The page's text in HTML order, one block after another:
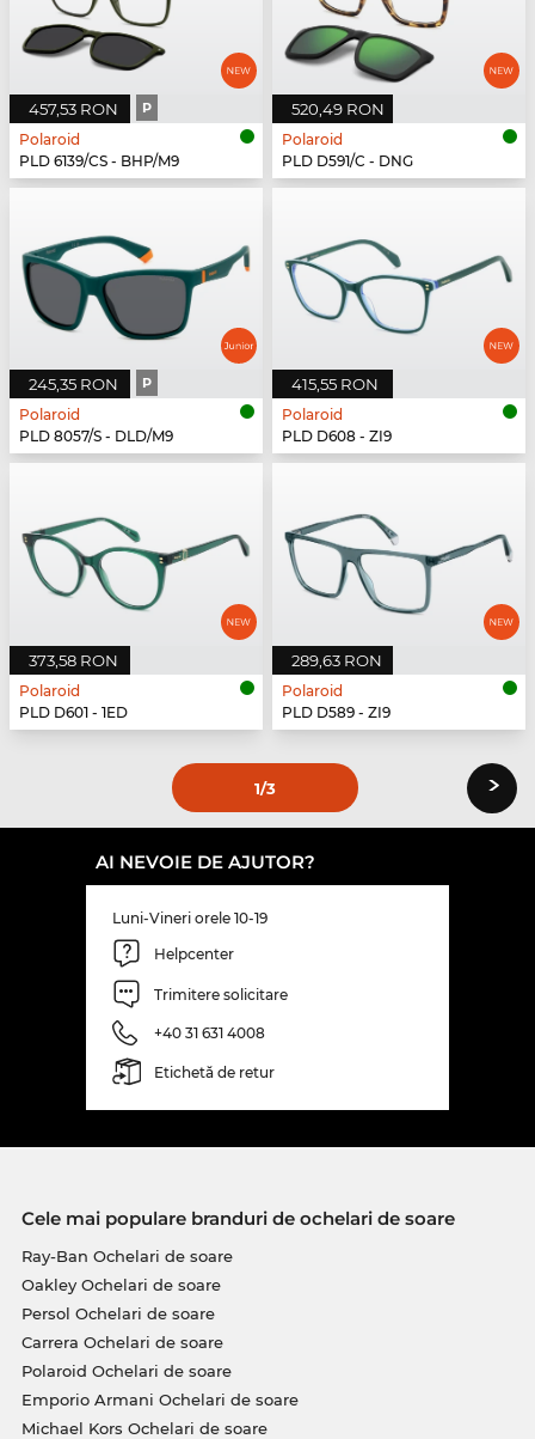
457,53 RON P
Polaroid
PLD 6139/CS - BHP/M9
520,49 RON
Polaroid
PLD D591/C - DNG
245,35 RON P
Polaroid
PLD 8057/S - DLD/M9
415,55 RON
Polaroid
PLD D608 - ZI9
373,58 RON
Polaroid
PLD D601 - 1ED
289,63 RON
Polaroid
PLD D589 - ZI9
1/3 ›
AI NEVOIE DE AJUTOR?
Luni-Vineri orele 10-19
Helpcenter
Trimitere solicitare
+40 31 631 4008
Etichetă de retur
Cele mai populare branduri de ochelari de soare
Ray-Ban Ochelari de soare
Oakley Ochelari de soare
Persol Ochelari de soare
Carrera Ochelari de soare
Polaroid Ochelari de soare
Emporio Armani Ochelari de soare
Michael Kors Ochelari de soare